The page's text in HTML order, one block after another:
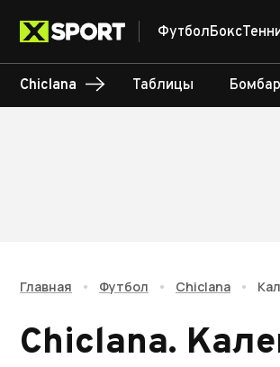
ФутболБокс
Chiclana Таблицы
Главная • Футбол • Chiclana •
Chiclana.